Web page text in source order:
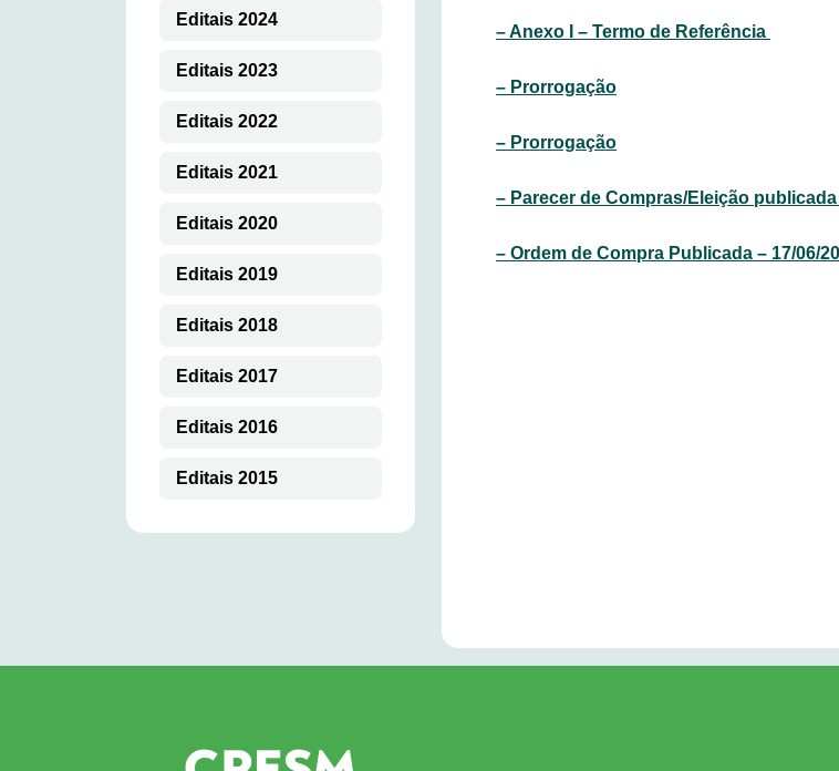
Editais 2024
Editais 2023
Editais 2022
Editais 2021
Editais 2020
Editais 2019
Editais 2018
Editais 2017
Editais 2016
Editais 2015
– Anexo I – Termo de Referência
– Prorrogação
– Prorrogação
– Parecer de Compras/Eleição publicada
– Ordem de Compra Publicada – 17/06/